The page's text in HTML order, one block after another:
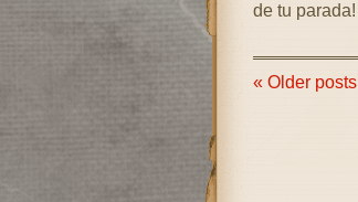
de tu parada!
« Older posts